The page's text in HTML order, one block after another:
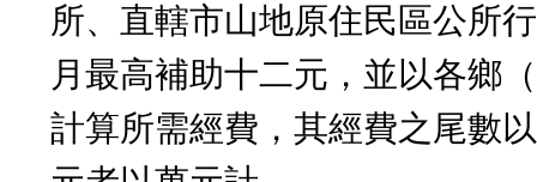
所、直轄市山地原住民區公所
月最高補助十二元，並以各鄉
計算所需經費，其經費之尾數